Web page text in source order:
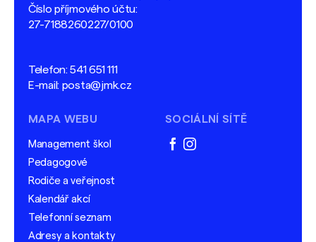
Číslo příjmového účtu:
27-7188260227/0100
Telefon:541 651 111
E-mail: posta@jmk.cz
MAPA WEBU
Management škol
Pedagogové
Rodiče a veřejnost
Kalendář akcí
Telefonní seznam
Adresy a kontakty
SOCIÁLNÍ SÍTĚ
facebook
instagram